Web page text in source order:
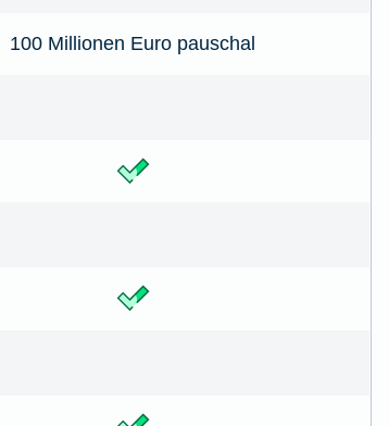
100 Millionen Euro pauschal